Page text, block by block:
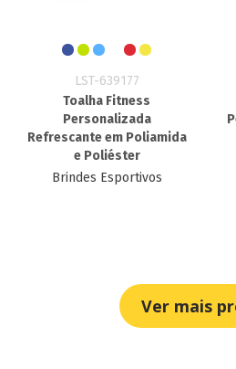
LST-639177
Toalha Fitness
Personalizada
Refrescante em Poliamida
e Poliéster
Brindes Esportivos
Ver mais